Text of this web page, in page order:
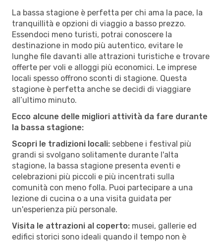
La bassa stagione è perfetta per chi ama la pace, la
tranquillità e opzioni di viaggio a basso prezzo.
Essendoci meno turisti, potrai conoscere la
destinazione in modo più autentico, evitare le
lunghe file davanti alle attrazioni turistiche e trovare
offerte per voli e alloggi più economici. Le imprese
locali spesso offrono sconti di stagione. Questa
stagione è perfetta anche se decidi di viaggiare
all’ultimo minuto.
Ecco alcune delle migliori attività da fare durante
la bassa stagione:
Scopri le tradizioni locali: sebbene i festival più
grandi si svolgano solitamente durante l'alta
stagione, la bassa stagione presenta eventi e
celebrazioni più piccoli e più incentrati sulla
comunità con meno folla. Puoi partecipare a una
lezione di cucina o a una visita guidata per
un'esperienza più personale.
Visita le attrazioni al coperto: musei, gallerie ed
edifici storici sono ideali quando il tempo non è